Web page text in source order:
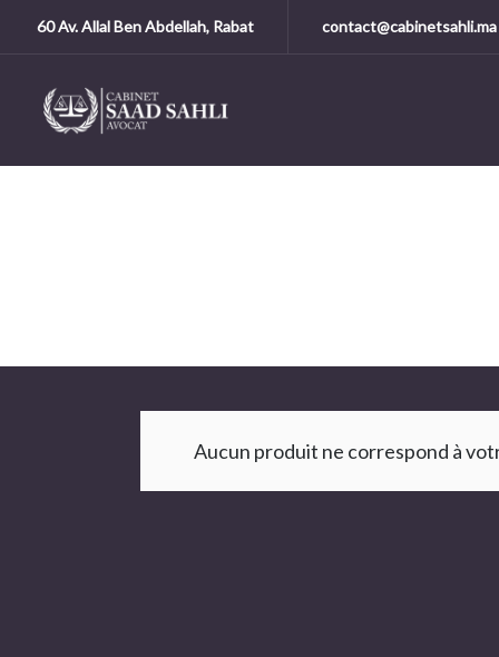
60 Av. Allal Ben Abdellah, Rabat contact@cabinetsahli.ma
Aucun produit ne correspond à